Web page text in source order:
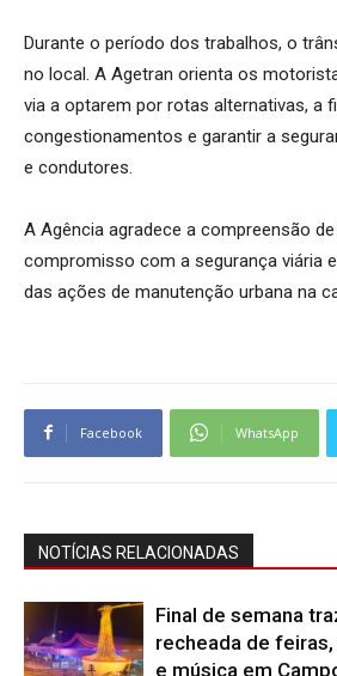
Durante o período dos trabalhos, o
no local. A Agetran orienta os
via a optarem por rotas alternativas, a
congestionamentos e garantir a
e condutores.
A Agência agradece a compreensão
compromisso com a segurança viária
das ações de manutenção urbana na
Facebook WhatsApp
NOTÍCIAS RELACIONADAS
Final de semana
recheada de
e música em